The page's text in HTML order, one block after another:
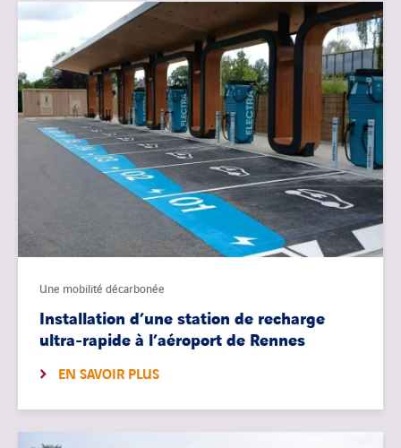
Une mobilité décarbonée
Installation d’une station de recharge
ultra-rapide à l’aéroport de Rennes
EN SAVOIR PLUS